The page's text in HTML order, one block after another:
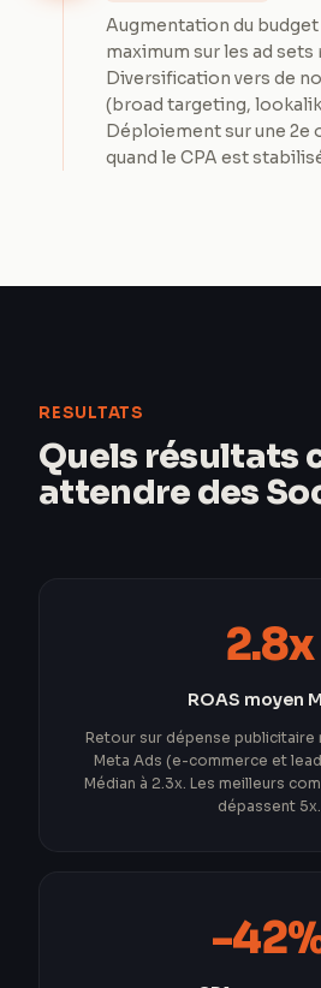
Augmentation du
maximum sur les ad sets
Diversification vers de
(broad targeting,
Déploiement sur une 2e
quand le CPA est
RESULTATS
Quels résultats
attendre des
2.8x
ROAS moyen
Retour sur dépense publicitaire
Meta Ads (e-commerce et
Médian à 2.3x. Les meilleurs
dépassent 5x.
-